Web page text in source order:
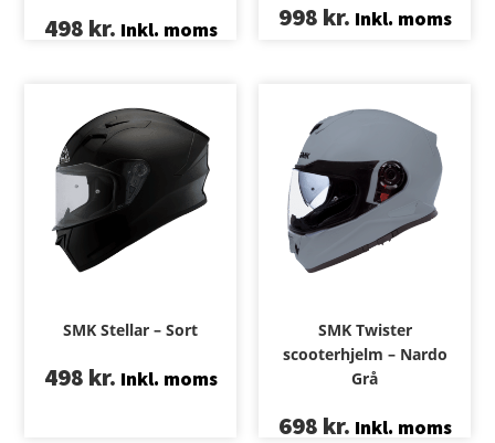
498 kr. Inkl. moms 998 kr. Inkl. moms
SMK Stellar – Sort
498 kr. Inkl. moms
SMK Twister
scooterhjelm – Nardo
Grå
698 kr. Inkl. moms